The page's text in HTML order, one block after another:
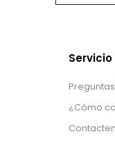
¿Cómo